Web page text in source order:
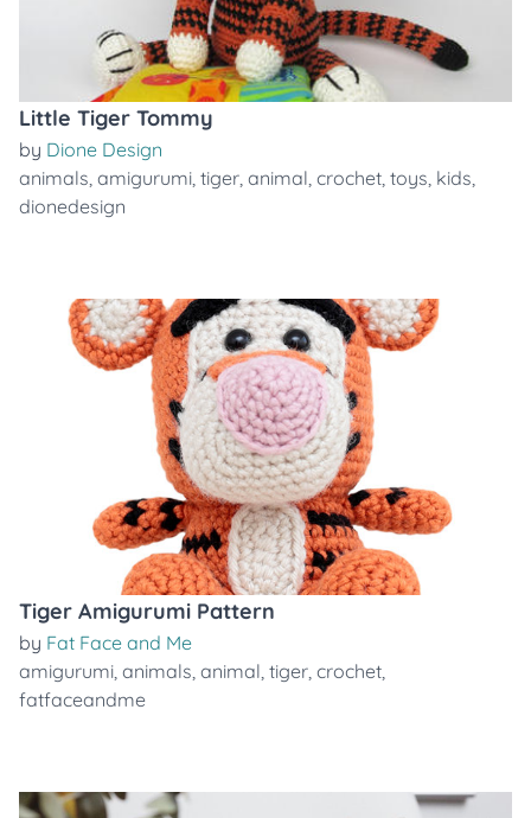
Little Tiger Tommy
by Dione Design
animals amigurumi tiger animal crochet toys kids
dionedesign
Tiger Amigurumi Pattern
by Fat Face and Me
amigurumi animals animal tiger crochet
fatfaceandme